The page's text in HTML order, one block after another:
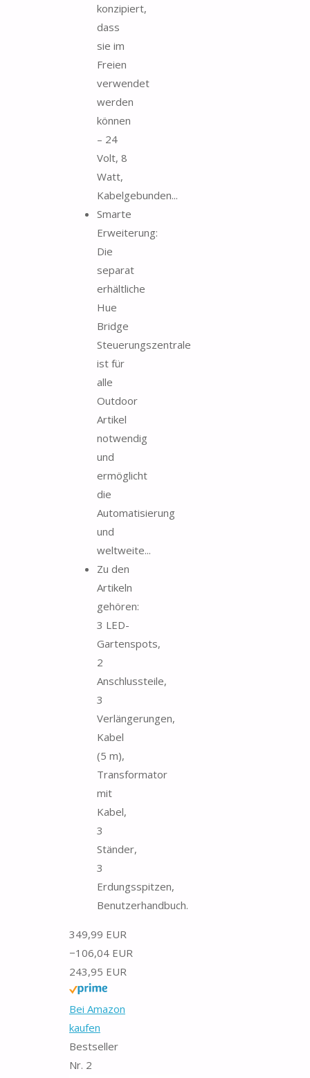
konzipiert,
dass
sie im
Freien
verwendet
werden
können
– 24
Volt, 8
Watt,
Kabelgebunden...
Smarte
Erweiterung:
Die
separat
erhältliche
Hue
Bridge
Steuerungszentrale
ist für
alle
Outdoor
Artikel
notwendig
und
ermöglicht
die
Automatisierung
und
weltweite...
Zu den
Artikeln
gehören:
3 LED-
Gartenspots,
2
Anschlussteile,
3
Verlängerungen,
Kabel
(5 m),
Transformator
mit
Kabel,
3
Ständer,
3
Erdungsspitzen,
Benutzerhandbuch.
349,99 EUR
−106,04 EUR
243,95 EUR
Bei Amazon
kaufen
Bestseller
Nr. 2